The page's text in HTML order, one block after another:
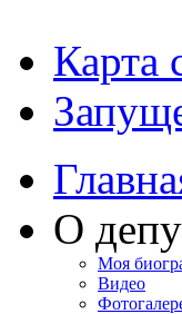
Карта
О
Моя
Видео